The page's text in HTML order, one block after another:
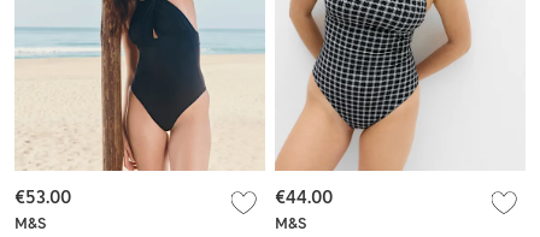
M&S
€53.00
M&S
€44.00